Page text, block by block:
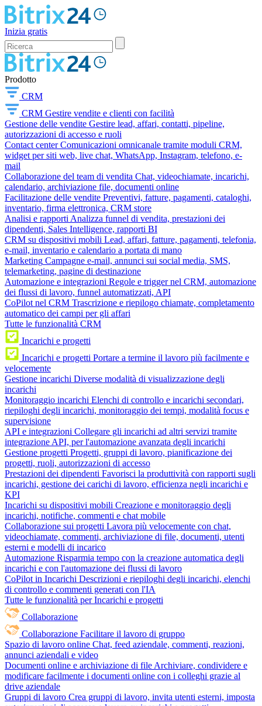
Inizia gratis
Prodotto
CRM
CRM Gestire vendite e clienti con facilità
Gestione delle vendite Gestire lead, affari, contatti, pipeline,
autorizzazioni di accesso e ruoli
Contact center Comunicazioni omnicanale tramite moduli CRM,
widget per siti web, live chat, WhatsApp, Instagram, telefono, e-
mail
Collaborazione del team di vendita Chat, videochiamate, incarichi,
calendario, archiviazione file, documenti online
Facilitazione delle vendite Preventivi, fatture, pagamenti, cataloghi,
inventario, firma elettronica, CRM store
Analisi e rapporti Analizza funnel di vendita, prestazioni dei
dipendenti, Sales Intelligence, rapporti BI
CRM su dispositivi mobili Lead, affari, fatture, pagamenti, telefonia,
e-mail, inventario e calendario a portata di mano
Marketing Campagne e-mail, annunci sui social media, SMS,
telemarketing, pagine di destinazione
Automazione e integrazioni Regole e trigger nel CRM, automazione
dei flussi di lavoro, funnel automatizzati, API
CoPilot nel CRM Trascrizione e riepilogo chiamate, completamento
automatico dei campi per gli affari
Tutte le funzionalità CRM
Incarichi e progetti
Incarichi e progetti Portare a termine il lavoro più facilmente e
velocemente
Gestione incarichi Diverse modalità di visualizzazione degli
incarichi
Monitoraggio incarichi Elenchi di controllo e incarichi secondari,
riepiloghi degli incarichi, monitoraggio dei tempi, modalità focus e
supervisione
API e integrazioni Collegare gli incarichi ad altri servizi tramite
integrazione API, per l'automazione avanzata degli incarichi
Gestione progetti Progetti, gruppi di lavoro, pianificazione dei
progetti, ruoli, autorizzazioni di accesso
Prestazioni dei dipendenti Favorisci la produttività con rapporti sugli
incarichi, gestione dei carichi di lavoro, efficienza negli incarichi e
KPI
Incarichi su dispositivi mobili Creazione e monitoraggio degli
incarichi, notifiche, commenti e chat mobile
Collaborazione sui progetti Lavora più velocemente con chat,
videochiamate, commenti, archiviazione di file, documenti, utenti
esterni e modelli di incarico
Automazione Risparmia tempo con la creazione automatica degli
incarichi e con l'automazione dei flussi di lavoro
CoPilot in Incarichi Descrizioni e riepiloghi degli incarichi, elenchi
di controllo e commenti generati con l'IA
Tutte le funzionalità per Incarichi e progetti
Collaborazione
Collaborazione Facilitare il lavoro di gruppo
Spazio di lavoro online Chat, feed aziendale, commenti, reazioni,
annunci aziendali e video
Documenti online e archiviazione di file Archiviare, condividere e
modificare facilmente i documenti online con i colleghi grazie al
drive aziendale
Gruppi di lavoro Crea gruppi di lavoro, invita utenti esterni, imposta